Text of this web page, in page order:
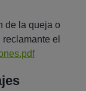
de la queja o
el